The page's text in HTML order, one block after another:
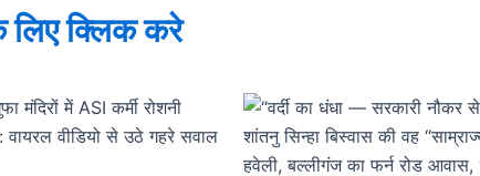
क्लिक करे